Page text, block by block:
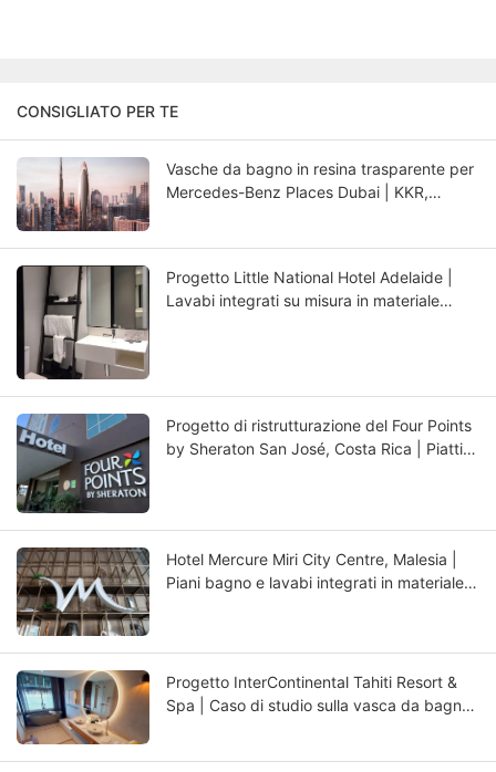
CONSIGLIATO PER TE
Vasche da bagno in resina trasparente per
Mercedes-Benz Places Dubai | KKR,
Progetto Little National Hotel Adelaide |
Lavabi integrati su misura in materiale
Progetto di ristrutturazione del Four Points
by Sheraton San José, Costa Rica | Piatti
Hotel Mercure Miri City Centre, Malesia |
Piani bagno e lavabi integrati in materiale
Progetto InterContinental Tahiti Resort &
Spa | Caso di studio sulla vasca da bagno